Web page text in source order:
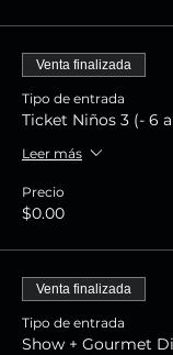
Venta finalizada
Tipo de entrada
Ticket Niños 3 (- 6
Leer más
Precio
$0.00
Venta finalizada
Tipo de entrada
Show + Gourmet